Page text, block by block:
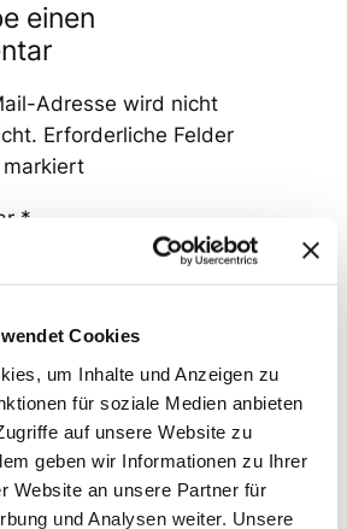
Cookies
um Inhalte und Anzeigen zu
für soziale Medien anbieten
auf unsere Website zu
geben wir Informationen zu Ihrer
Website an unsere Partner für
und Analysen weiter. Unsere
einen
Adresse wird nicht
Erforderliche Felder
markiert
*
*